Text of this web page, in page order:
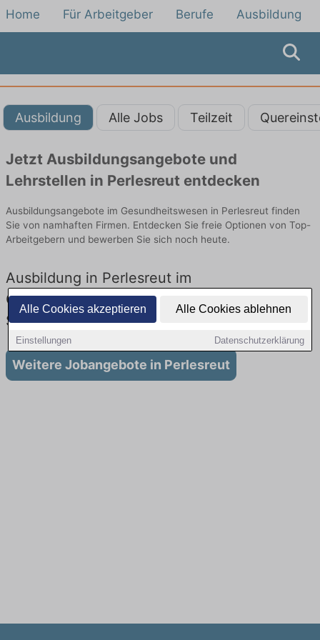
Alle Cookies akzeptieren Alle Cookies ablehnen
Einstellungen Datenschutzerklärung
Home Für Arbeitgeber Berufe Ausbildung
Ausbildung Alle Jobs Teilzeit
Jetzt Ausbildungsangebote und
Lehrstellen in Perlesreut entdecken
Ausbildungsangebote im Gesundheitswesen in Perlesreut finden
Sie von namhaften Firmen. Entdecken Sie freie Optionen von Top-
Arbeitgebern und bewerben Sie sich noch heute.
Ausbildung in Perlesreut im
Gesundheitswesen: Aktuell gibt es keine
Stellenangebote für Ausbildung in Perlesreut
Weitere Jobangebote in Perlesreut